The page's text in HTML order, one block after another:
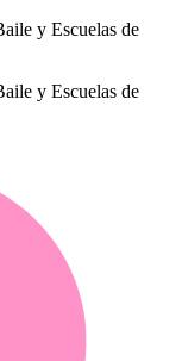
y Escuelas de
y Escuelas de